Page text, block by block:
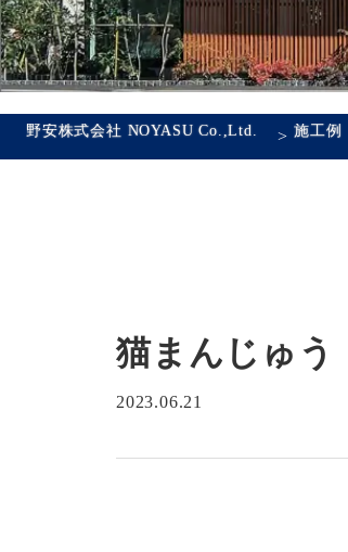
野安株式会社 NOYASU Co.,Ltd. >施工例
猫まんじゅう
2023.06.21